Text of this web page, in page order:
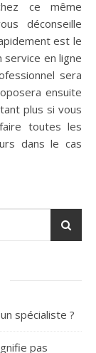
ce même
déconseille
est le
en ligne
sera
ensuite
plus si vous
toutes les
dans le cas
spécialiste ?
pas